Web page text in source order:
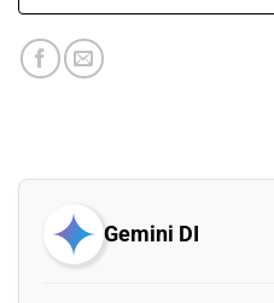
Gemini DI